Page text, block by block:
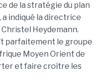
de la stratégie du plan
a indiqué la directrice
Christel Heydemann.
parfaitement le groupe
Moyen Orient de
et faire croître les